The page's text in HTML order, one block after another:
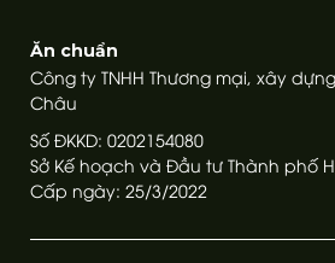
Ăn chuẩn
Công ty TNHH Thương mại, xây
Châu
Số ĐKKD: 0202154080
Sở Kế hoạch và Đầu tư Thành phố
Cấp ngày: 25/3/2022